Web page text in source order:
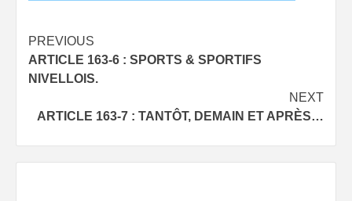
Post
navigation
PREVIOUS
ARTICLE 163-6 : SPORTS & SPORTIFS
NIVELLOIS.
NEXT
ARTICLE 163-7 : TANTÔT, DEMAIN ET APRÈS…